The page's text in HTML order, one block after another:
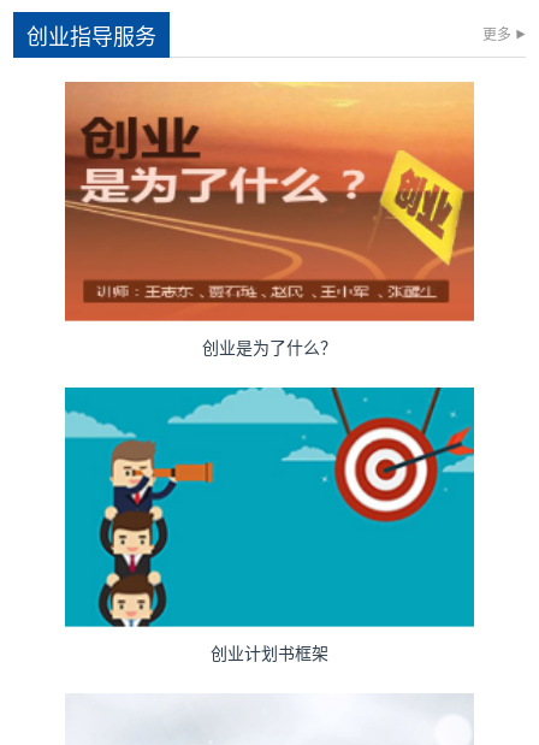
创业指导服务 更多
创业是为了什么？
创业计划书框架